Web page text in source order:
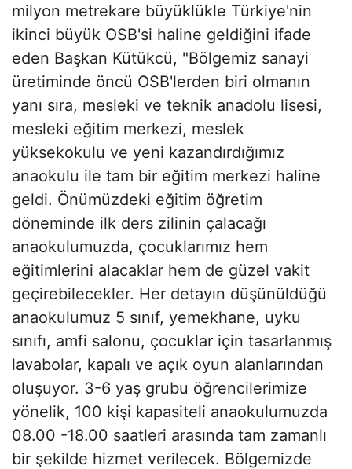
milyon metrekare büyüklükle Türkiye'nin
ikinci büyük OSB'si haline geldiğini ifade
eden Başkan Kütükcü, "Bölgemiz sanayi
üretiminde öncü OSB'lerden biri olmanın
yanı sıra, mesleki ve teknik anadolu lisesi,
mesleki eğitim merkezi, meslek
yüksekokulu ve yeni kazandırdığımız
anaokulu ile tam bir eğitim merkezi haline
geldi. Önümüzdeki eğitim öğretim
döneminde ilk ders zilinin çalacağı
anaokulumuzda, çocuklarımız hem
eğitimlerini alacaklar hem de güzel vakit
geçirebilecekler. Her detayın düşünüldüğü
anaokulumuz 5 sınıf, yemekhane, uyku
sınıfı, amfi salonu, çocuklar için tasarlanmış
lavabolar, kapalı ve açık oyun alanlarından
oluşuyor. 3-6 yaş grubu öğrencilerimize
yönelik, 100 kişi kapasiteli anaokulumuzda
08.00 -18.00 saatleri arasında tam zamanlı
bir şekilde hizmet verilecek. Bölgemizde